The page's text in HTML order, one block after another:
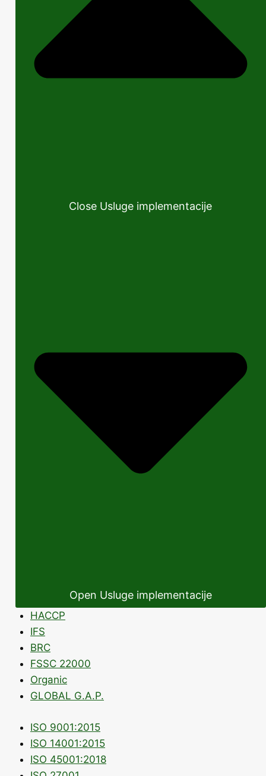
Close Usluge implementacije
Open Usluge implementacije
HACCP
IFS
BRC
FSSC 22000
Organic
GLOBAL G.A.P.
ISO 9001:2015
ISO 14001:2015
ISO 45001:2018